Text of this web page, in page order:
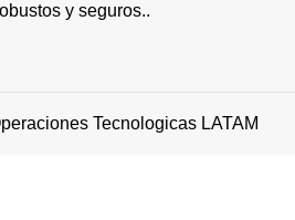
y seguros..
Tecnologicas LATAM